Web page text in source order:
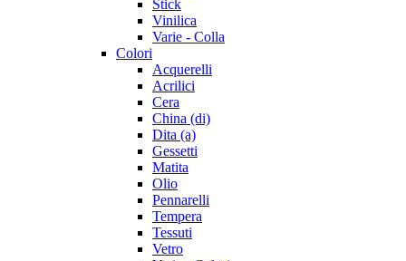
Stick
Vinilica
Varie - Colla
Colori
Acquerelli
Acrilici
Cera
China (di)
Dita (a)
Gessetti
Matita
Olio
Pennarelli
Tempera
Tessuti
Vetro